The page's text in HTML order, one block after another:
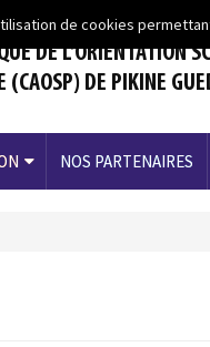
de cookies
DE L’ORIENTATION
(CAOSP) DE PIKINE
NOS PARTENAIRES